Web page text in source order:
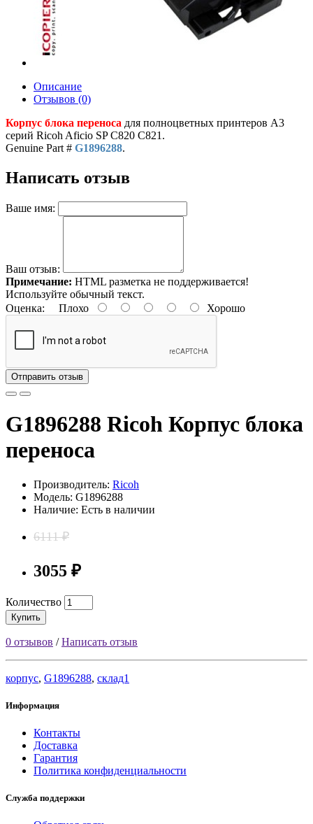
Описание
Отзывов (0)
Корпус блока переноса для полноцветных принтеров A3
серий Ricoh Aficio SP C820 C821.
Genuine Part # G1896288.
Написать отзыв
Ваше имя:
Ваш отзыв:
Примечание: HTML разметка не поддерживается!
Используйте обычный текст.
Оценка: Плохо Хорошо
Отправить отзыв
G1896288 Ricoh Корпус блока
переноса
Производитель: Ricoh
Модель: G1896288
Наличие: Есть в наличии
6111 ₽
3055 ₽
Количество
Купить
0 отзывов /Написать отзыв
корпус, G1896288, склад1
Информация
Контакты
Доставка
Гарантия
Политика конфиденциальности
Служба поддержки